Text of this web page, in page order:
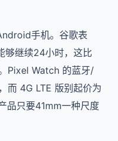
手机。谷歌表
够继续24小时，这比
Pixel Watch 的蓝牙/
而 4G LTE 版别起价为
品只要41mm一种尺度